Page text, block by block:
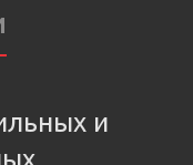
и